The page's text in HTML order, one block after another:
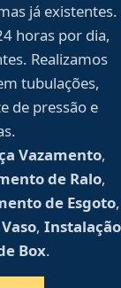
já existentes.
horas por dia,
Realizamos
tubulações,
de pressão e
Vazamento,
de Ralo,
de Esgoto,
, Instalação
Box.